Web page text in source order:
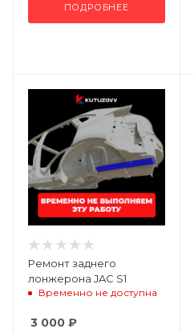
ПОДРОБНЕЕ
Ремонт заднего
лонжерона JAC S1
Временно не доступна
3 000 ₽